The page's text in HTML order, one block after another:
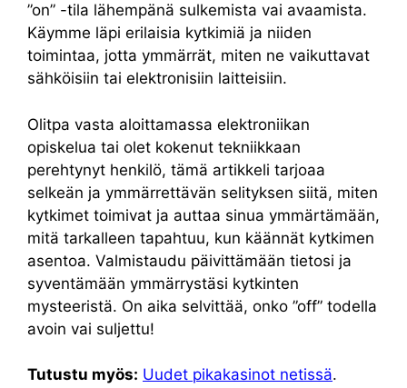
”on” -tila lähempänä sulkemista vai avaamista.
Käymme läpi erilaisia kytkimiä ja niiden
toimintaa, jotta ymmärrät, miten ne vaikuttavat
sähköisiin tai elektronisiin laitteisiin.
Olitpa vasta aloittamassa elektroniikan
opiskelua tai olet kokenut tekniikkaan
perehtynyt henkilö, tämä artikkeli tarjoaa
selkeän ja ymmärrettävän selityksen siitä, miten
kytkimet toimivat ja auttaa sinua ymmärtämään,
mitä tarkalleen tapahtuu, kun käännät kytkimen
asentoa. Valmistaudu päivittämään tietosi ja
syventämään ymmärrystäsi kytkinten
mysteeristä. On aika selvittää, onko ”off” todella
avoin vai suljettu!
Tutustu myös: Uudet pikakasinot netissä.